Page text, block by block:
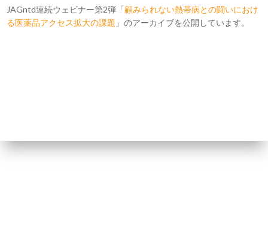
JAGntd連続ウェビナー第2弾「 顧みられない熱帯病との闘いにおけ
る医薬品アクセス拡大の課題 」のアーカイブを公開しています。